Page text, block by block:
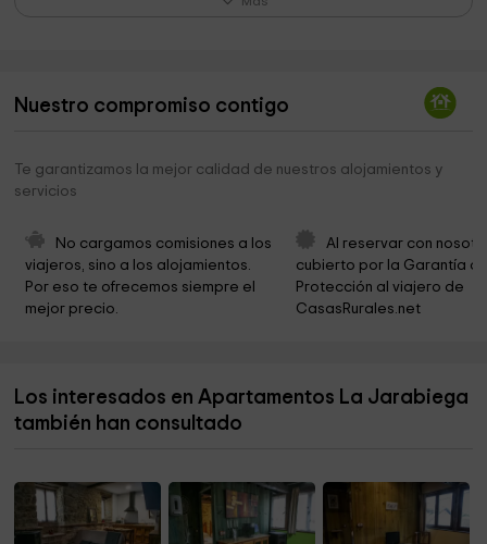
Ayuntamiento De Ribadesella 2,0 km
Cementerio
Ermita de San Antonio
Ermita de San Ildefonso y la Paz
Parroquia de San Martín 3,8 km
Cueva Rosa 4,0 km
Nuestro compromiso contigo
Te garantizamos la mejor calidad de nuestros alojamientos y
servicios
No cargamos comisiones a los
viajeros, sino a los alojamientos.
Por eso te ofrecemos siempre el
mejor precio.
Al reservar con
cubierto por la Garantía
Protección al viajero de
CasasRurales.net
Los interesados en Apartamentos La Jarabiega
también han consultado